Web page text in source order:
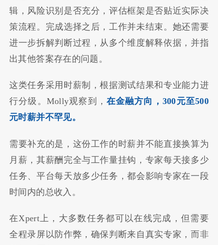
辑，风险识别是否充分，评估框架是否贴近实际决
策流程。完成选择之后，工作并未结束。她还需要
进一步拆解判断过程，从多个维度解释依据，并指
出其他答案存在的问题。
这类任务采用时薪制，根据测试结果和专业能力进
行分级。Molly观察到， 在金融方向，300元至500
元时薪并不罕见。
需要补充的是，这份工作的时薪并不能直接换算为
月薪，其薪酬完全与工作量挂钩，专家每天接多少
任务、平台每天放多少任务，都会影响专家在一段
时间内的总收入。
在Xpert上，大多数任务都可以在线完成，但需要
全程录屏以防作弊，确保判断来自真实专家，而非